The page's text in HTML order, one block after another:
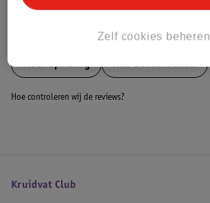
MeerSpalding Alle Basketballen
Hoe controleren wij de reviews?
Kruidvat Club
Zelf cookies beheren